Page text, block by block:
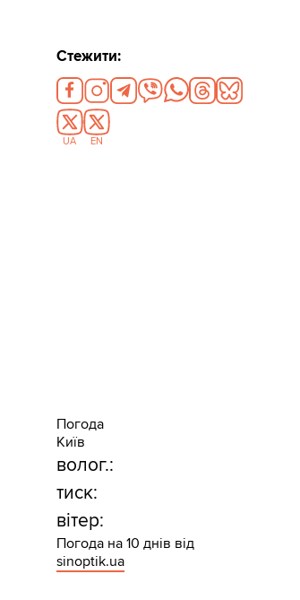
Стежити:
UA EN
Погода
Київ
волог.:
тиск:
вітер:
Погода на 10 днів від
sinoptik.ua